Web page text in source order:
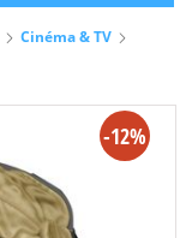
Cinéma & TV
-12%